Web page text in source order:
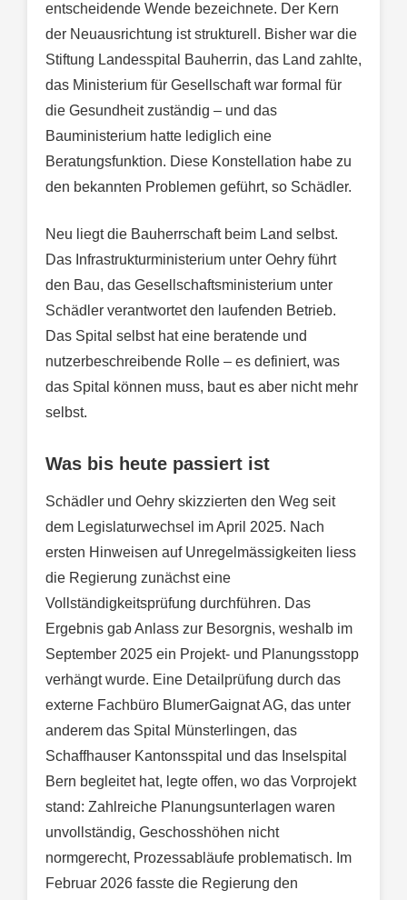
entscheidende Wende bezeichnete. Der Kern
der Neuausrichtung ist strukturell. Bisher war die
Stiftung Landesspital Bauherrin, das Land zahlte,
das Ministerium für Gesellschaft war formal für
die Gesundheit zuständig – und das
Bauministerium hatte lediglich eine
Beratungsfunktion. Diese Konstellation habe zu
den bekannten Problemen geführt, so Schädler.
Neu liegt die Bauherrschaft beim Land selbst.
Das Infrastrukturministerium unter Oehry führt
den Bau, das Gesellschaftsministerium unter
Schädler verantwortet den laufenden Betrieb.
Das Spital selbst hat eine beratende und
nutzerbeschreibende Rolle – es definiert, was
das Spital können muss, baut es aber nicht mehr
selbst.
Was bis heute passiert ist
Schädler und Oehry skizzierten den Weg seit
dem Legislaturwechsel im April 2025. Nach
ersten Hinweisen auf Unregelmässigkeiten liess
die Regierung zunächst eine
Vollständigkeitsprüfung durchführen. Das
Ergebnis gab Anlass zur Besorgnis, weshalb im
September 2025 ein Projekt- und Planungsstopp
verhängt wurde. Eine Detailprüfung durch das
externe Fachbüro BlumerGaignat AG, das unter
anderem das Spital Münsterlingen, das
Schaffhauser Kantonsspital und das Inselspital
Bern begleitet hat, legte offen, wo das Vorprojekt
stand: Zahlreiche Planungsunterlagen waren
unvollständig, Geschosshöhen nicht
normgerecht, Prozessabläufe problematisch. Im
Februar 2026 fasste die Regierung den